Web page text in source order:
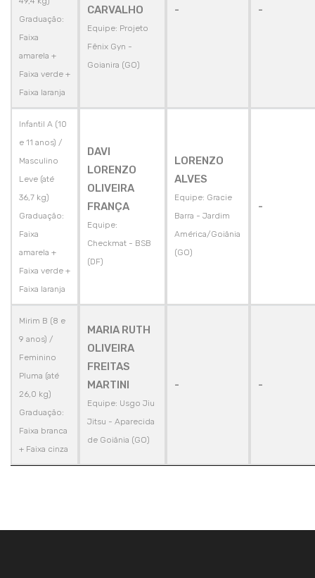
Graduação:
Faixa
amarela +
Faixa verde +
Faixa laranja
CARVALHO
Equipe: Projeto
Fênix Gyn -
Goianira (GO)
- -
Infantil A (10
e 11 anos) /
Masculino
Leve (até
36,7 kg)
Graduação:
Faixa
amarela +
Faixa verde +
Faixa laranja
DAVI
LORENZO
OLIVEIRA
FRANÇA
Equipe:
Checkmat - BSB
(DF)
LORENZO
ALVES
Equipe: Gracie
Barra - Jardim
América/Goiânia
(GO)
-
Mirim B (8 e
9 anos) /
Feminino
Pluma (até
26,0 kg)
Graduação:
Faixa branca
+ Faixa cinza
MARIA RUTH
OLIVEIRA
FREITAS
MARTINI
Equipe: Usgo Jiu
Jitsu - Aparecida
de Goiânia (GO)
- -